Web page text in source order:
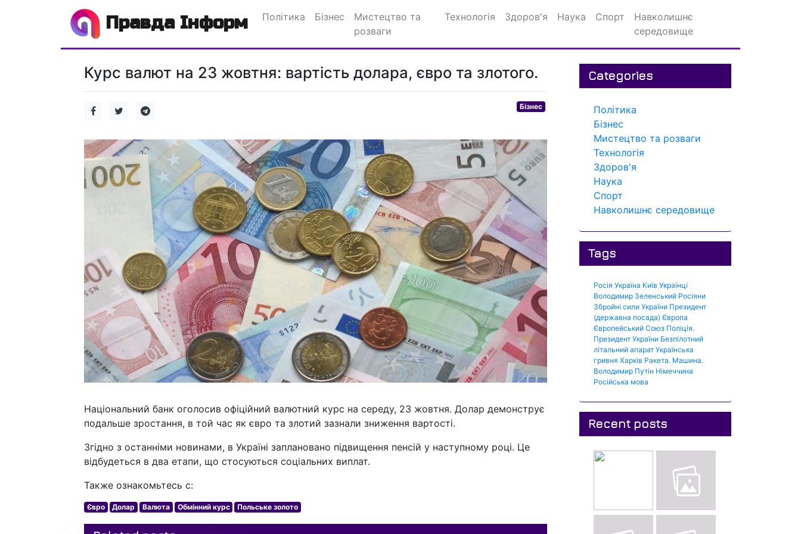
Правда Інформ Політика Бізнес
Мистецтво та
розваги
Технологія Здоров'я Наука Спорт
Навколишнє
середовище
Курс валют на 23 жовтня: вартість долара, євро та злотого.
Бізнес
Національний банк оголосив офіційний валютний курс на середу, 23 жовтня. Долар демонструє
подальше зростання, в той час як євро та злотий зазнали зниження вартості.
Згідно з останніми новинами, в Україні заплановано підвищення пенсій у наступному році. Це
відбудеться в два етапи, що стосуються соціальних виплат.
Также ознакомьтесь с:
Євро Долар Валюта Обмінний курс Польське золото
Categories
Політика
Бізнес
Мистецтво та розваги
Технологія
Здоров'я
Наука
Спорт
Навколишнє середовище
Tags
Росія Україна Київ Українці
Володимир Зеленський Росіяни
Збройні сили України Президент
(державна посада) Європа
Європейський Союз Поліція.
Президент України Безпілотний
літальний апарат Українська
гривня Харків Ракета. Машина.
Володимир Путін Німеччина
Російська мова
Recent posts